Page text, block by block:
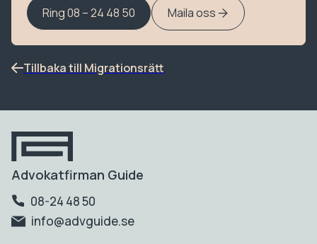
Ring 08 – 24 48 50 Maila oss
Tillbaka till Migrationsrätt
Advokatfirman Guide
08-24 48 50
info@advguide.se